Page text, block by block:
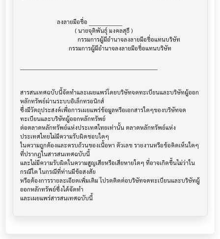
สารสนเทศฉบับนี้จัดทำและเผยแพร่โดยบริษัทจดทะเบียนและบริษัทผู้ออก
หลักทรัพย์ผ่านระบบอิเล็กทรอนิกส์
ซึ่งมีวัตถุประสงค์เพื่อการเผยแพร่ข้อมูลหรือเอกสารใดๆของบริษัทจด
ทะเบียนและบริษัทผู้ออกหลักทรัพย์
ต่อตลาดหลักทรัพย์แห่งประเทศไทยเท่านั้น ตลาดหลักทรัพย์แห่ง
ประเทศไทยไม่มีความรับผิดชอบใดๆ
ในความถูกต้องและครบถ้วนของเนื้อหา ตัวเลข รายงานหรือข้อคิดเห็นใดๆ
ที่ปรากฎในสารสนเทศฉบับนี้
และไม่มีความรับผิดในความสูญเสียหรือเสียหายใดๆ ที่อาจเกิดขึ้นไม่ว่าใน
กรณีใด ในกรณีที่ท่านมีข้อสงสัย
หรือต้องการรายละเอียดเพิ่มเติม โปรดติดต่อบริษัทจดทะเบียนและบริษัทผู้
ออกหลักทรัพย์ซึ่งได้จัดทำ
และเผยแพร่สารสนเทศฉบับนี้